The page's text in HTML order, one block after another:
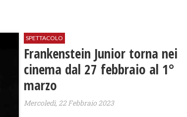
SPETTACOLO
Frankenstein Junior torna nei
cinema dal 27 febbraio al 1°
marzo
Mercoledì, 22 Febbraio 2023